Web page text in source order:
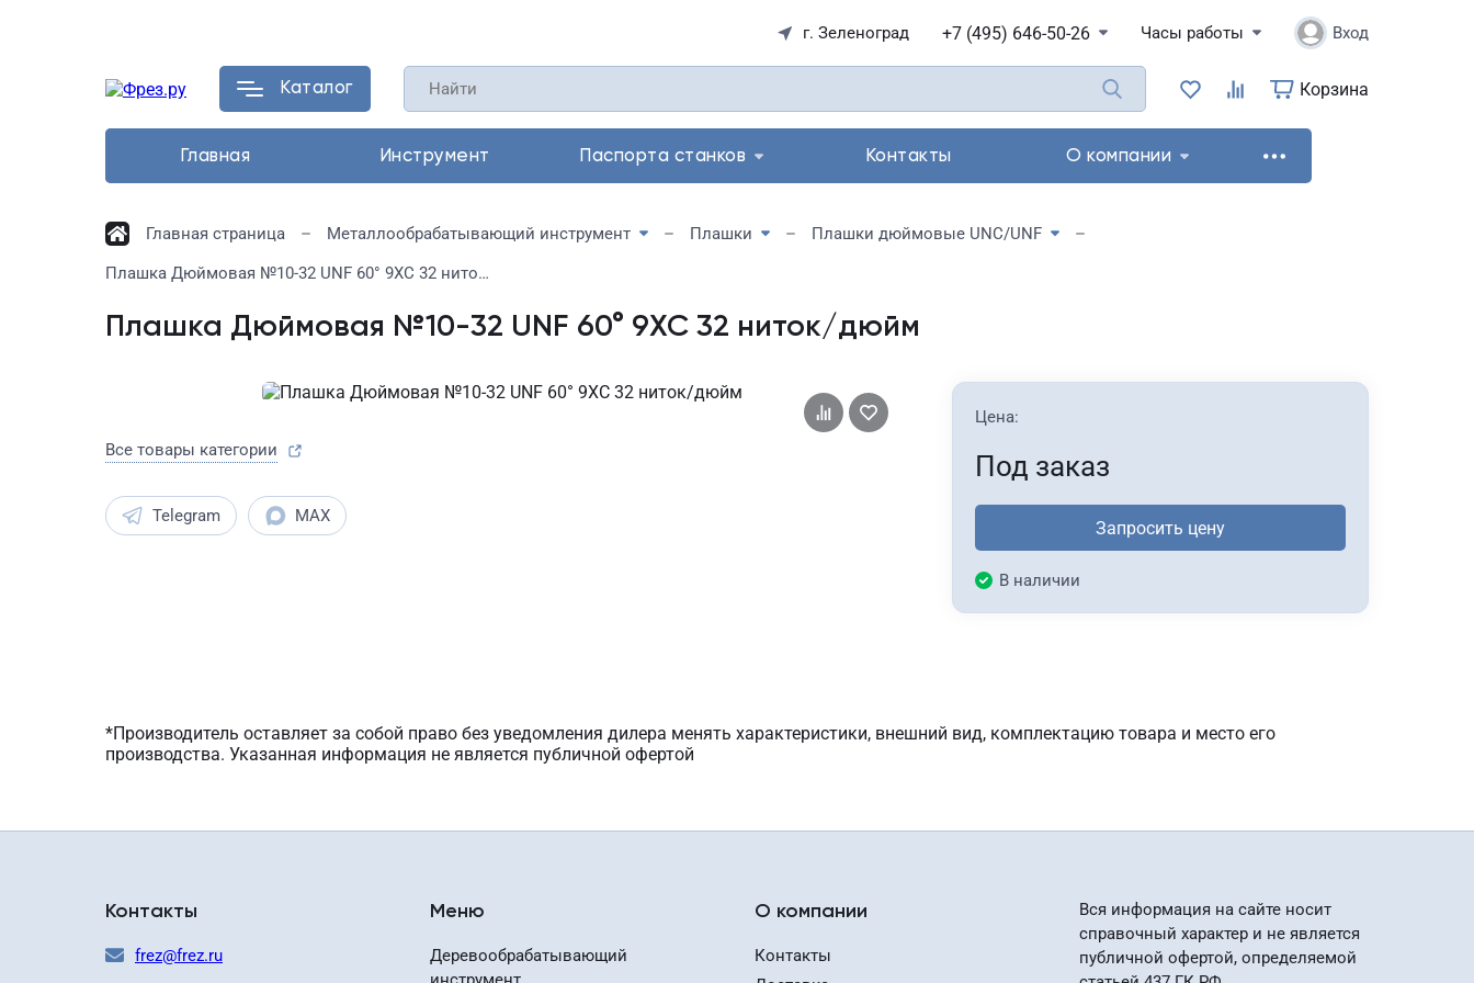
г. Зеленоград +7 (495) 646-50-26 Часы работы Вход
Каталог Корзина
Главная Инструмент Паспорта станков Контакты О компании
Главная страница Металлообрабатывающий инструмент Плашки
Плашки дюймовые UNC/UNF
Плашка Дюймовая №10-32 UNF 60° 9ХС 32 ниток/дюйм
Плашка Дюймовая №10-32 UNF 60° 9ХС 32 ниток/дюйм
Все товары категории
Telegram MAX
Цена:
Под заказ
Запросить цену
В наличии
*Производитель оставляет за собой право без уведомления дилера менять характеристики, внешний вид, комплектацию товара и место его
производства. Указанная информация не является публичной офертой
Контакты
frez@frez.ru
Меню
Деревообрабатывающий
О компании
Контакты
Вся информация на сайте носит
справочный характер и не является
публичной офертой, определяемой